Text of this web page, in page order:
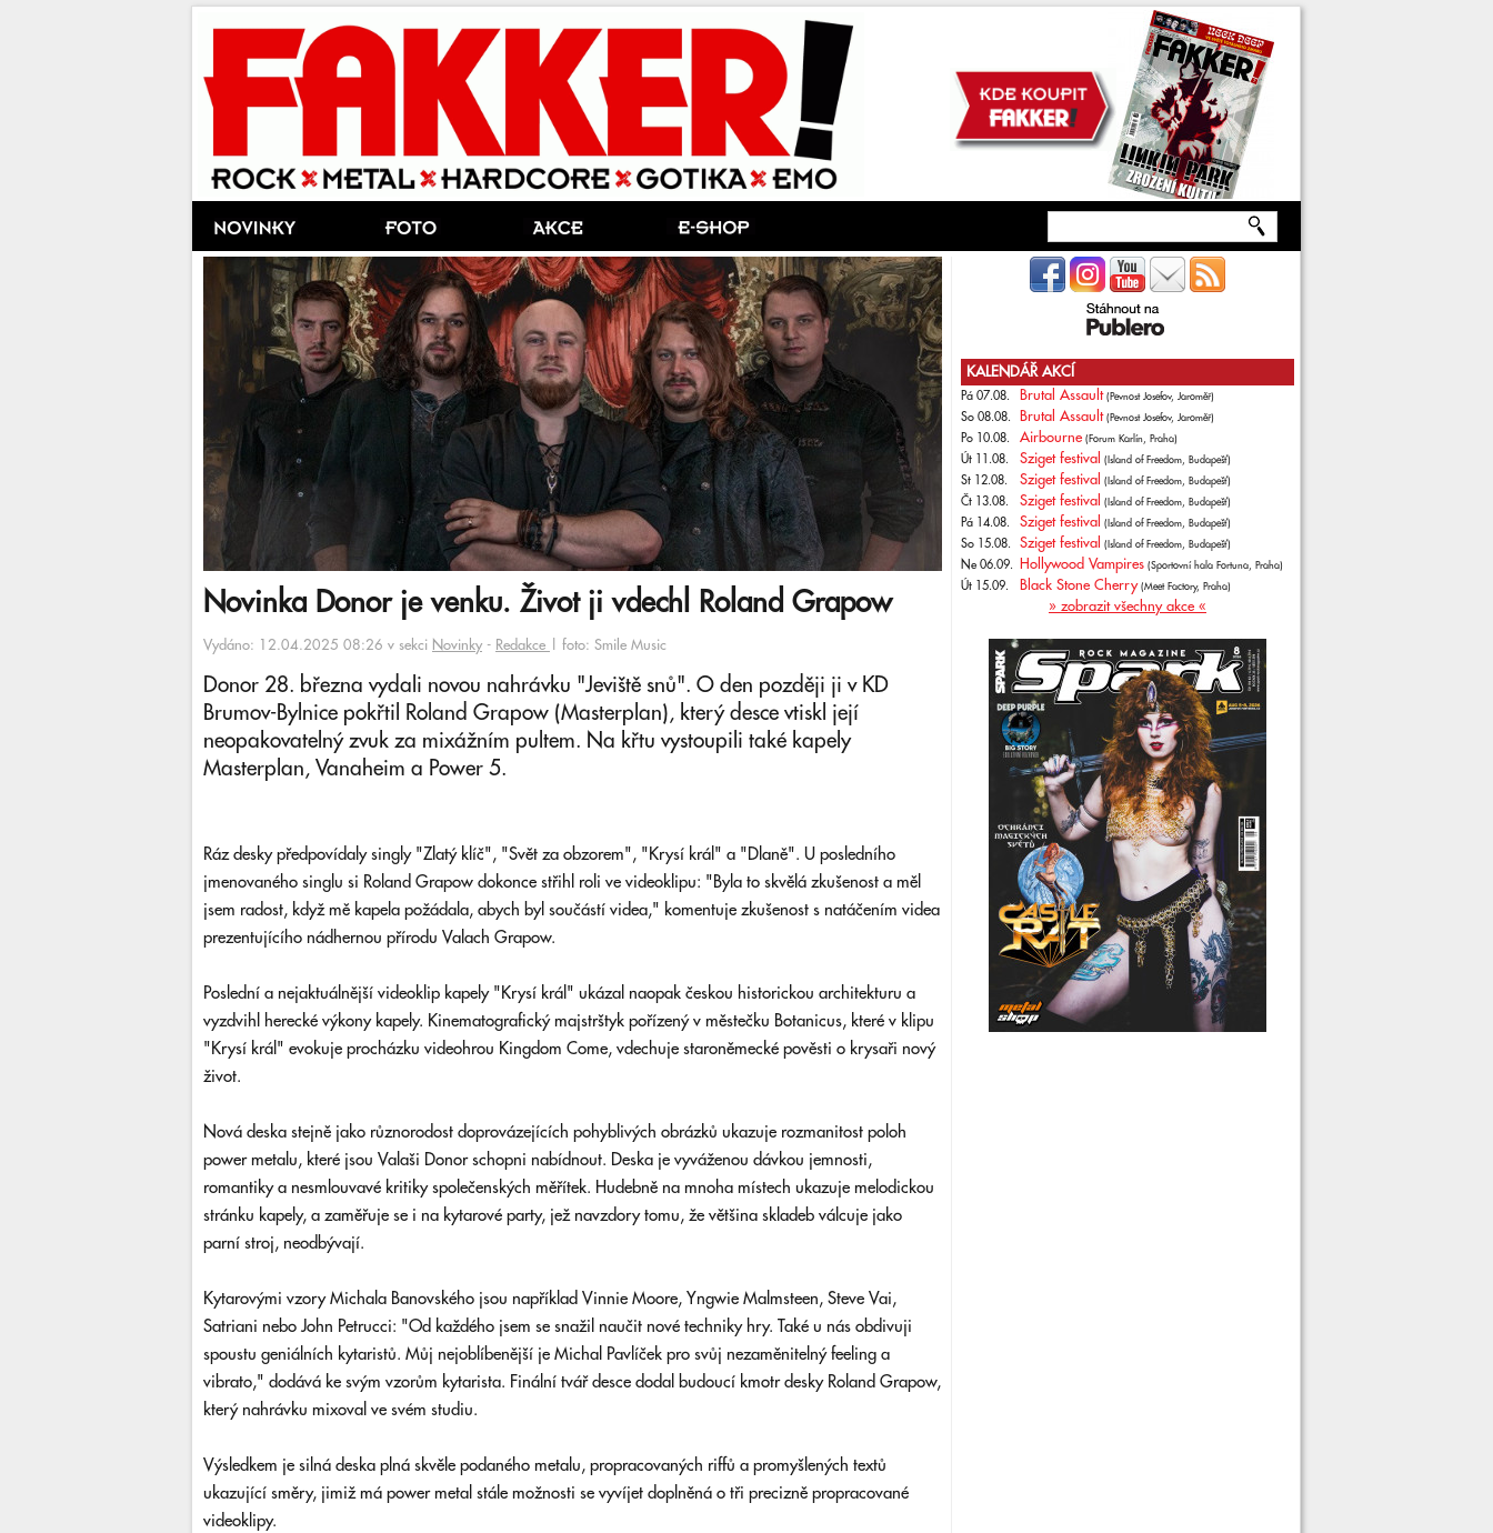
Novinka Donor je venku. Život ji vdechl Roland Grapow
Vydáno: 12.04.2025 08:26 v sekci Novinky - Redakce | foto: Smile Music
Donor 28. března vydali novou nahrávku "Jeviště snů". O den později ji v KD
Brumov-Bylnice pokřtil Roland Grapow (Masterplan), který desce vtiskl její
neopakovatelný zvuk za mixážním pultem. Na křtu vystoupili také kapely
Masterplan, Vanaheim a Power 5.
Ráz desky předpovídaly singly "Zlatý klíč", "Svět za obzorem", "Krysí král" a "Dlaně". U posledního
jmenovaného singlu si Roland Grapow dokonce střihl roli ve videoklipu: "Byla to skvělá zkušenost a měl
jsem radost, když mě kapela požádala, abych byl součástí videa," komentuje zkušenost s natáčením videa
prezentujícího nádhernou přírodu Valach Grapow.
Poslední a nejaktuálnější videoklip kapely "Krysí král" ukázal naopak českou historickou architekturu a
vyzdvihl herecké výkony kapely. Kinematografický majstrštyk pořízený v městečku Botanicus, které v klipu
"Krysí král" evokuje procházku videohrou Kingdom Come, vdechuje staroněmecké pověsti o krysaři nový
život.
Nová deska stejně jako různorodost doprovázejících pohyblivých obrázků ukazuje rozmanitost poloh
power metalu, které jsou Valaši Donor schopni nabídnout. Deska je vyváženou dávkou jemnosti,
romantiky a nesmlouvavé kritiky společenských měřítek. Hudebně na mnoha místech ukazuje melodickou
stránku kapely, a zaměřuje se i na kytarové party, jež navzdory tomu, že většina skladeb válcuje jako
parní stroj, neodbývají.
Kytarovými vzory Michala Banovského jsou například Vinnie Moore, Yngwie Malmsteen, Steve Vai,
Satriani nebo John Petrucci: "Od každého jsem se snažil naučit nové techniky hry. Také u nás obdivuji
spoustu geniálních kytaristů. Můj nejoblíbenější je Michal Pavlíček pro svůj nezaměnitelný feeling a
vibrato," dodává ke svým vzorům kytarista. Finální tvář desce dodal budoucí kmotr desky Roland Grapow,
který nahrávku mixoval ve svém studiu.
Výsledkem je silná deska plná skvěle podaného metalu, propracovaných riffů a promyšlených textů
ukazující směry, jimiž má power metal stále možnosti se vyvíjet doplněná o tři precizně propracované
videoklipy.
KALENDÁŘ AKCÍ
Pá 07.08. Brutal Assault (Pevnost Josefov, Jaroměř)
So 08.08. Brutal Assault (Pevnost Josefov, Jaroměř)
Po 10.08. Airbourne (Forum Karlín, Praha)
Út 11.08. Sziget festival (Island of Freedom, Budapešť)
St 12.08. Sziget festival (Island of Freedom, Budapešť)
Čt 13.08. Sziget festival (Island of Freedom, Budapešť)
Pá 14.08. Sziget festival (Island of Freedom, Budapešť)
So 15.08. Sziget festival (Island of Freedom, Budapešť)
Ne 06.09. Hollywood Vampires (Sportovní hala Fortuna, Praha)
Út 15.09. Black Stone Cherry (Meet Factory, Praha)
» zobrazit všechny akce «